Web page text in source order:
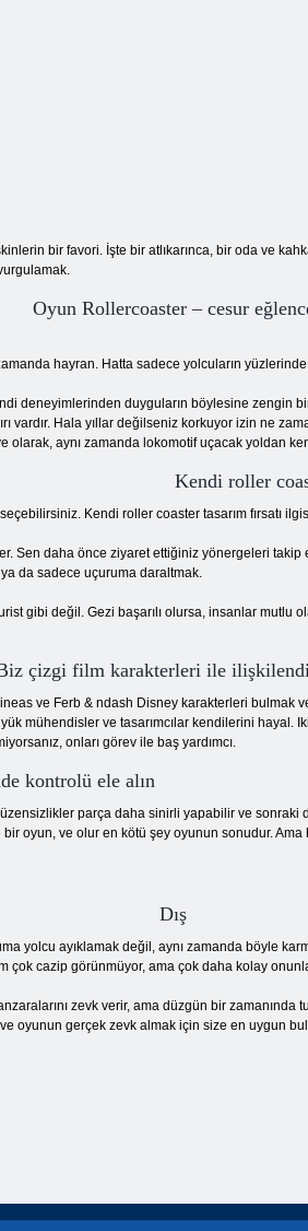
bir favori. İşte bir atlıkarınca, bir oda ve
Oyun Rollercoaster – cesur
hayran. Hatta sadece yolcuların
deneyimlerinden duyguların böylesine
vardır. Hala yıllar değilseniz korkuyor izin ne
aynı zamanda lokomotif uçacak yoldan
Kendi roller
Kendi roller coaster tasarım fırsatı
Sen daha önce ziyaret ettiğiniz yönergeleri
da sadece uçuruma daraltmak.
gibi değil. Gezi başarılı olursa, insanlar mutlu
çizgi film karakterleri ile
ve Ferb & ndash Disney karakterleri bulmak
mühendisler ve tasarımcılar kendilerini hayal.
onları görev ile baş yardımcı.
kontrolü ele alın
parça daha sinirli yapabilir ve sonraki
bir oyun, ve olur en kötü şey oyunun sonudur.
Dış
yolcu ayıklamak değil, aynı zamanda böyle
çok cazip görünmüyor, ama çok daha kolay
zevk verir, ama düzgün bir zamanında
oyunun gerçek zevk almak için size en uygun